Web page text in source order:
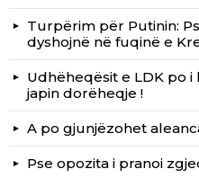
Turpërim për Putinin:
dyshojnë në fuqinë e
Udhëheqësit e LDK po
japin dorëheqje !
A po gjunjëzohet
Pse opozita i pranoi